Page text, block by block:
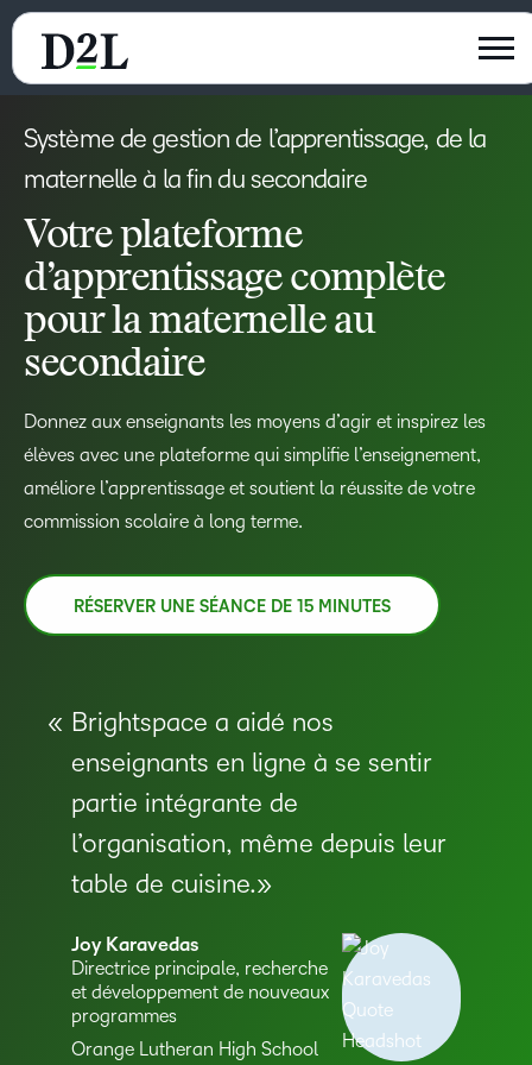
Système de gestion de l’apprentissage, de la
maternelle à la fin du secondaire
Votre plateforme
d’apprentissage complète
pour la maternelle au
secondaire
Donnez aux enseignants les moyens d’agir et inspirez les
élèves avec une plateforme qui simplifie l’enseignement,
améliore l’apprentissage et soutient la réussite de votre
commission scolaire à long terme.
RÉSERVER UNE SÉANCE DE 15 MINUTES
Brightspace a aidé nos
enseignants en ligne à se sentir
partie intégrante de
l’organisation, même depuis leur
table de cuisine.
Joy Karavedas
Directrice principale, recherche
et développement de nouveaux
programmes
Orange Lutheran High School
–